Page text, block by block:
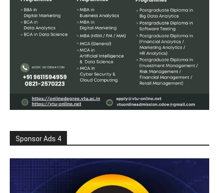
Sponsor Ads 4